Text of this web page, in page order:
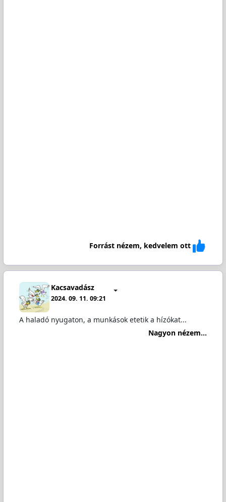
Forrást nézem, kedvelem ott
Kacsavadász
2024. 09. 11. 09:21
A haladó nyugaton, a munkások etetik a hízókat...
Nagyon nézem...